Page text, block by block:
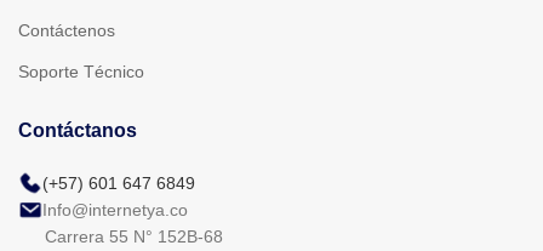
Contáctenos
Soporte Técnico
Contáctanos
(+57) 601 647 6849
Info@internetya.co
Carrera 55 N° 152B-68